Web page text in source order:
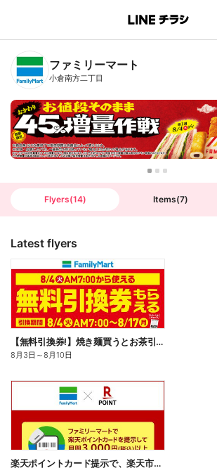
B
n
T
ファミリーマート
小倉南方二丁目
Flyers(14) Items(7)
Latest flyers
【無料引換券!】焼き麺買うとお茶引換券貰える!
8月3日 ～8月10日
楽天ポイントカード提示で、楽天市場でのお買い物がおトクに!